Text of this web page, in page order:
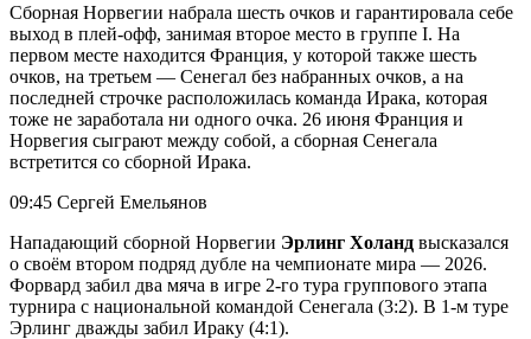
Сборная Норвегии набрала шесть очков и гарантировала себе
выход в плей‑офф, занимая второе место в группе I. На
первом месте находится Франция, у которой также шесть
очков, на третьем — Сенегал без набранных очков, а на
последней строчке расположилась команда Ирака, которая
тоже не заработала ни одного очка. 26 июня Франция и
Норвегия сыграют между собой, а сборная Сенегала
встретится со сборной Ирака.
09:45 Сергей Емельянов
Нападающий сборной Норвегии Эрлинг Холанд высказался
о своём втором подряд дубле на чемпионате мира — 2026.
Форвард забил два мяча в игре 2-го тура группового этапа
турнира с национальной командой Сенегала (3:2). В 1-м туре
Эрлинг дважды забил Ираку (4:1).